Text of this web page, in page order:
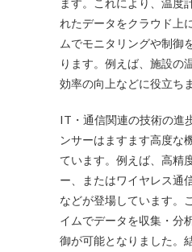
ます。これにより、温度
れたデータをクラウド上
ムでモニタリングや制御
ります。例えば、施設の
効率の向上などに役立ちま
IT・通信関連の技術の進
ンサーはますます高度な
ています。例えば、高精
ー、またはワイヤレス通
などが登場しています。
イムでデータを収集・分
御が可能となりました。